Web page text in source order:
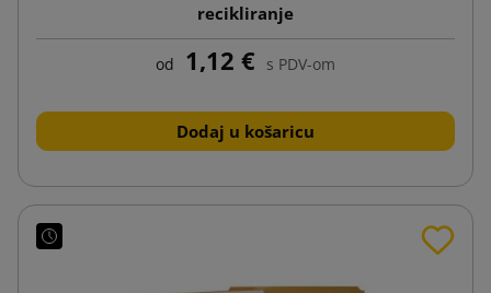
recikliranje
od 1,12 € s PDV-om
Dodaj u košaricu